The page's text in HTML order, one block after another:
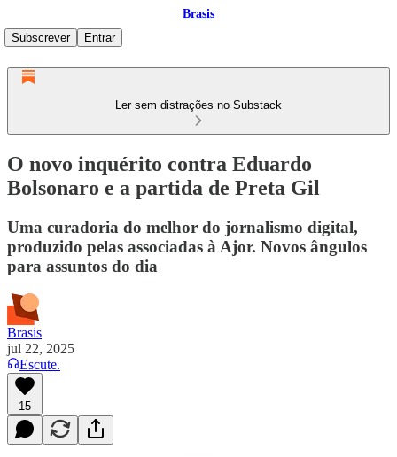
Brasis
Subscrever
Entrar
Ler sem distrações no Substack
O novo inquérito contra Eduardo
Bolsonaro e a partida de Preta Gil
Uma curadoria do melhor do jornalismo digital,
produzido pelas associadas à Ajor. Novos ângulos
para assuntos do dia
Brasis
jul 22, 2025
Escute.
15